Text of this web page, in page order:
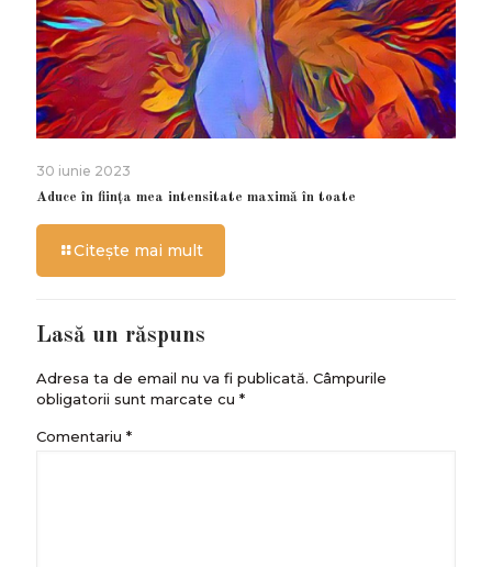
30 iunie 2023
Aduce în ființa mea intensitate maximă în toate
Citește mai mult
Lasă un răspuns
Adresa ta de email nu va fi publicată. Câmpurile
obligatorii sunt marcate cu *
Comentariu *